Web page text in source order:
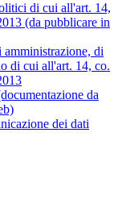
di cui all'art. 14,
(da pubblicare in
di
di cui all'art. 14, co.
da
dei dati